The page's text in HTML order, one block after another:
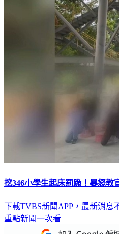
挖346小學生起床罰跪！暴怒
下載TVBS新聞APP，最新消息
重點新聞一次看